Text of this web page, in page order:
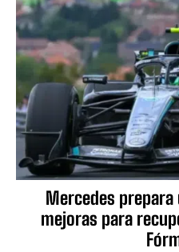
Mercedes
mejoras para